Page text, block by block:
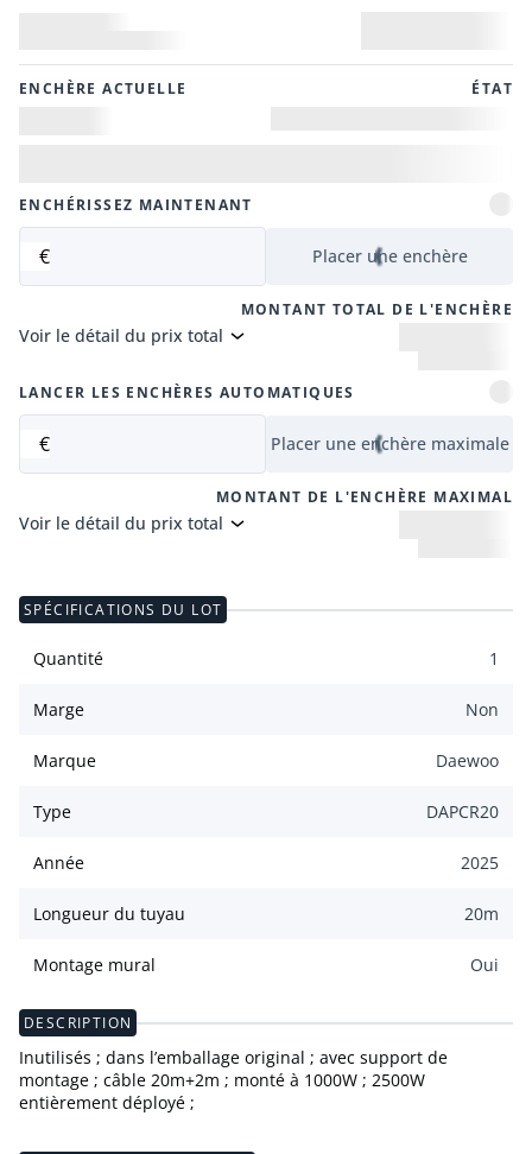
ENCHÈRE ACTUELLE ÉTAT
ENCHÉRISSEZ MAINTENANT
€ Placer une enchère
MONTANT TOTAL DE L'ENCHÈRE
Voir le détail du prix total
LANCER LES ENCHÈRES AUTOMATIQUES
€ Placer une enchère maximale
MONTANT DE L'ENCHÈRE MAXIMAL
Voir le détail du prix total
SPÉCIFICATIONS DU LOT
Quantité 1
Marge Non
Marque Daewoo
Type DAPCR20
Année 2025
Longueur du tuyau 20m
Montage mural Oui
DESCRIPTION
Inutilisés ; dans l’emballage original ; avec support de
montage ; câble 20m+2m ; monté à 1000W ; 2500W
entièrement déployé ;